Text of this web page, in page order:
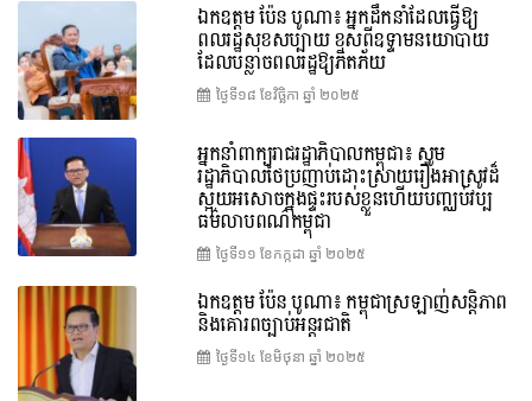
ឯកឧត្តម ប៉ែន បូណា៖ អ្នកដឹកនាំដែលធ្វើឱ្យ
ពលរដ្ឋសុខសប្បាយ ខុសពីឧទ្ទាមនយោបាយ
ដែលបន្លាចពលរដ្ឋឱ្យភិតភ័យ
ថ្ងៃទី១៨ ខែ​វិច្ឆិកា ឆ្នាំ ២០២៥
អ្នកនាំពាក្យរាជរដ្ឋាភិបាលកម្ពុជា៖ សូម
រដ្ឋាភិបាលថៃប្រញាប់ដោះស្រាយរឿងអាស្រូវដ៏
ស្អុយអសោចក្នុងផ្ទះរបស់ខ្លួនហើយបញ្ឈប់វប្ប
ធម៌លាបពណ៌កម្ពុជា
ថ្ងៃទី១១ ខែ​កក្កដា ឆ្នាំ ២០២៥
ឯកឧត្តម ប៉ែន បូណា៖ កម្ពុជាស្រឡាញ់សន្តិភាព
និងគោរពច្បាប់អន្តរជាតិ
ថ្ងៃទី១៤ ខែ​មិថុនា ឆ្នាំ ២០២៥